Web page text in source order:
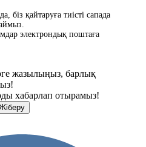
біз қайтаруға тиісті сапада
электрондық поштаға
жазылыңыз, барлық
хабарлап отырамыз!